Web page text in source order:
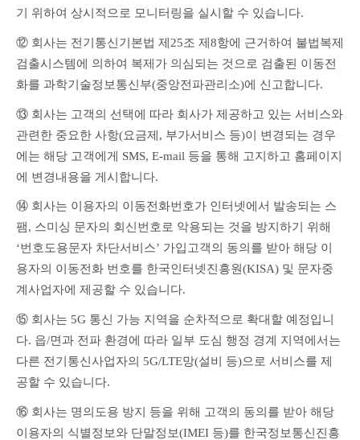
기 위하여 상시적으로 모니터링을 실시할 수 있습니다.
⑫ 회사는 전기통신기본법 제25조 제8항에 근거하여 불법복제
검출시스템에 의하여 복제가 의심되는 것으로 검출된 이동전
화를 과학기술정보통신부(중앙전파관리소)에 신고합니다.
⑬ 회사는 고객의 선택에 따라 회사가 제공하고 있는 서비스와
관련한 중요한 사항(요금제, 부가서비스 등)이 변경되는 경우
에는 해당 고객에게 SMS, E-mail 등을 통해 고지하고 홈페이지
에 변경내용을 게시합니다.
⑭ 회사는 이용자의 이동전화번호가 인터넷에서 발송되는 스
팸, 스미싱 문자의 회신번호로 악용되는 것을 방지하기 위해
‘번호도용문자 차단서비스’ 가입고객의 동의를 받아 해당 이
용자의 이동전화 번호를 한국인터넷진흥원(KISA) 및 문자중
계사업자에 제공할 수 있습니다.
⑮ 회사는 5G 통신 가능 지역을 순차적으로 확대할 예정입니
다. 읍/면과 전파 환경에 따라 일부 도심 행정 경계 지역에서는
다른 전기통신사업자의 5G/LTE망(설비 등)으로 서비스를 제
공할 수 있습니다.
⑯ 회사는 명의도용 방지 등을 위해 고객의 동의를 받아 해당
이용자의 식별정보와 단말정보(IMEI 등)를 한국정보통신진흥